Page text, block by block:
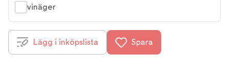
vinäger
Lägg i inköpslista Spara